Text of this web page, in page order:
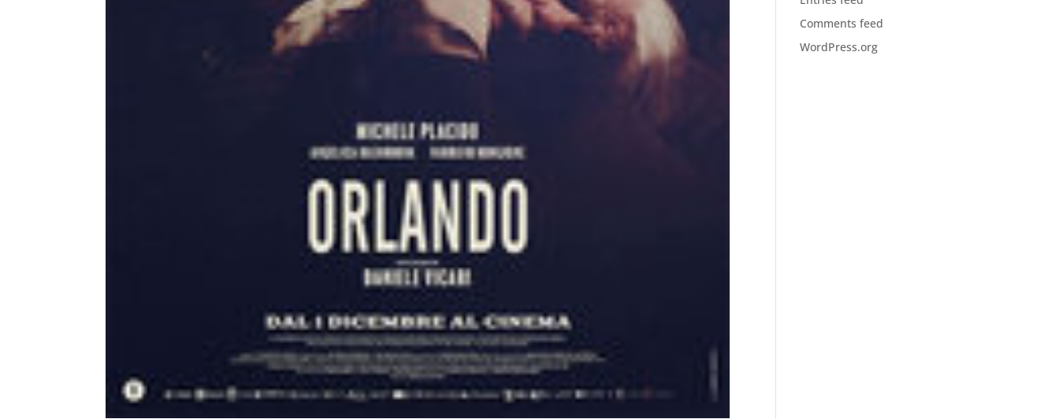
Comments feed
WordPress.org